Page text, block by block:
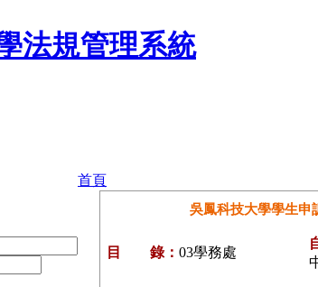
法規管理系統
首頁
吳鳳科技大學學生申
目 錄： 03學務處